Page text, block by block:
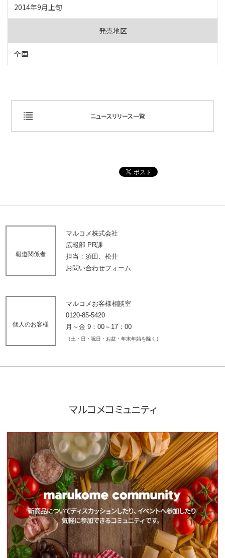
2014年9月上旬
全国
ニュースリリース一覧
報道関係者
マルコメ株式会社
広報部 PR課
担当：須田、松井
お問い合わせフォーム
個人のお客様
マルコメお客様相談室
0120-85-5420
月～金 9：00～17：00
（土・日・祝日・お盆・年末年始を除く）
マルコメコミュニティ